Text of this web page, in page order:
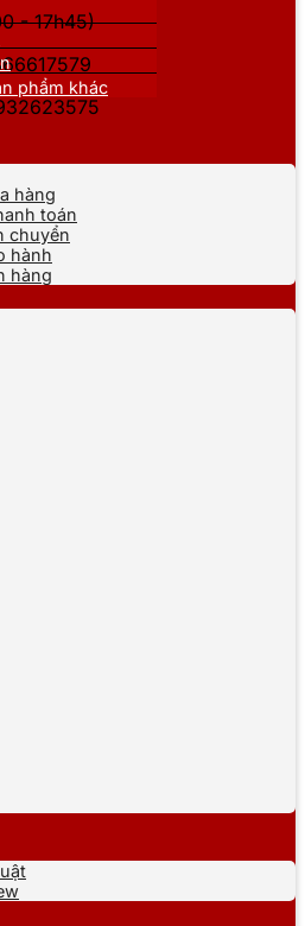
- 17h45)
phẩm khác
hàng
toán
chuyển
hành
hàng